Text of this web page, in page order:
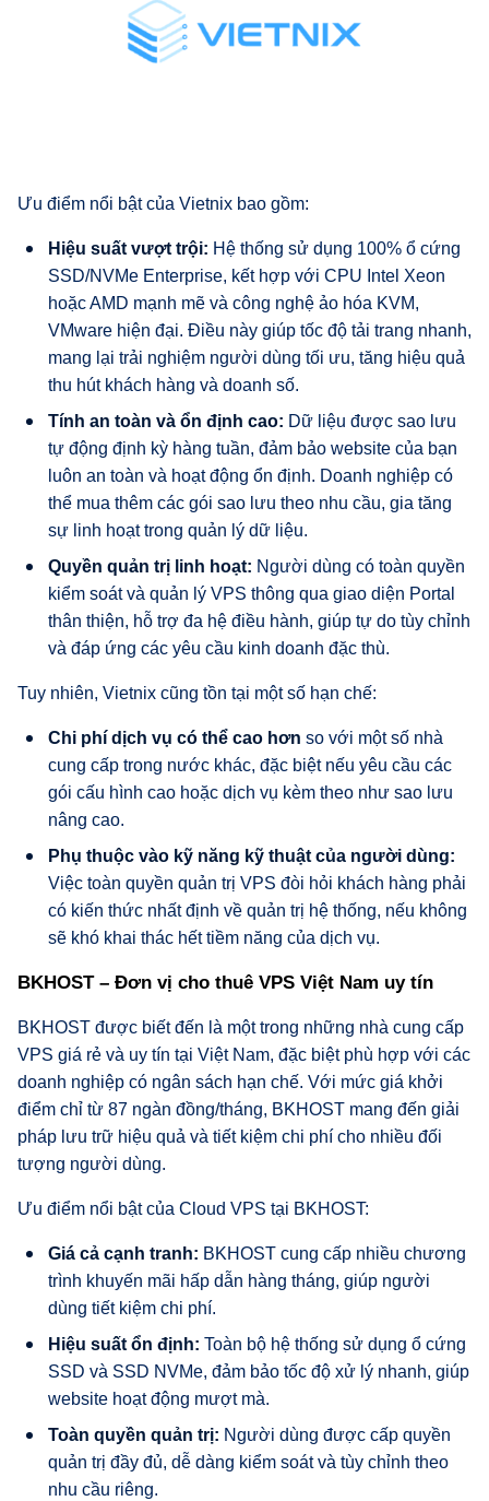
Ưu điểm nổi bật của Vietnix bao gồm:
Hiệu suất vượt trội: Hệ thống sử dụng 100% ổ cứng
SSD/NVMe Enterprise, kết hợp với CPU Intel Xeon
hoặc AMD mạnh mẽ và công nghệ ảo hóa KVM,
VMware hiện đại. Điều này giúp tốc độ tải trang nhanh,
mang lại trải nghiệm người dùng tối ưu, tăng hiệu quả
thu hút khách hàng và doanh số.
Tính an toàn và ổn định cao: Dữ liệu được sao lưu
tự động định kỳ hàng tuần, đảm bảo website của bạn
luôn an toàn và hoạt động ổn định. Doanh nghiệp có
thể mua thêm các gói sao lưu theo nhu cầu, gia tăng
sự linh hoạt trong quản lý dữ liệu.
Quyền quản trị linh hoạt: Người dùng có toàn quyền
kiểm soát và quản lý VPS thông qua giao diện Portal
thân thiện, hỗ trợ đa hệ điều hành, giúp tự do tùy chỉnh
và đáp ứng các yêu cầu kinh doanh đặc thù.
Tuy nhiên, Vietnix cũng tồn tại một số hạn chế:
Chi phí dịch vụ có thể cao hơn so với một số nhà
cung cấp trong nước khác, đặc biệt nếu yêu cầu các
gói cấu hình cao hoặc dịch vụ kèm theo như sao lưu
nâng cao.
Phụ thuộc vào kỹ năng kỹ thuật của người dùng:
Việc toàn quyền quản trị VPS đòi hỏi khách hàng phải
có kiến thức nhất định về quản trị hệ thống, nếu không
sẽ khó khai thác hết tiềm năng của dịch vụ.
BKHOST – Đơn vị cho thuê VPS Việt Nam uy tín
BKHOST được biết đến là một trong những nhà cung cấp
VPS giá rẻ và uy tín tại Việt Nam, đặc biệt phù hợp với các
doanh nghiệp có ngân sách hạn chế. Với mức giá khởi
điểm chỉ từ 87 ngàn đồng/tháng, BKHOST mang đến giải
pháp lưu trữ hiệu quả và tiết kiệm chi phí cho nhiều đối
tượng người dùng.
Ưu điểm nổi bật của Cloud VPS tại BKHOST:
Giá cả cạnh tranh: BKHOST cung cấp nhiều chương
trình khuyến mãi hấp dẫn hàng tháng, giúp người
dùng tiết kiệm chi phí.
Hiệu suất ổn định: Toàn bộ hệ thống sử dụng ổ cứng
SSD và SSD NVMe, đảm bảo tốc độ xử lý nhanh, giúp
website hoạt động mượt mà.
Toàn quyền quản trị: Người dùng được cấp quyền
quản trị đầy đủ, dễ dàng kiểm soát và tùy chỉnh theo
nhu cầu riêng.